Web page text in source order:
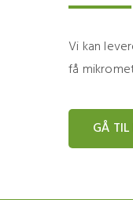
Vi kan
få
GÅ